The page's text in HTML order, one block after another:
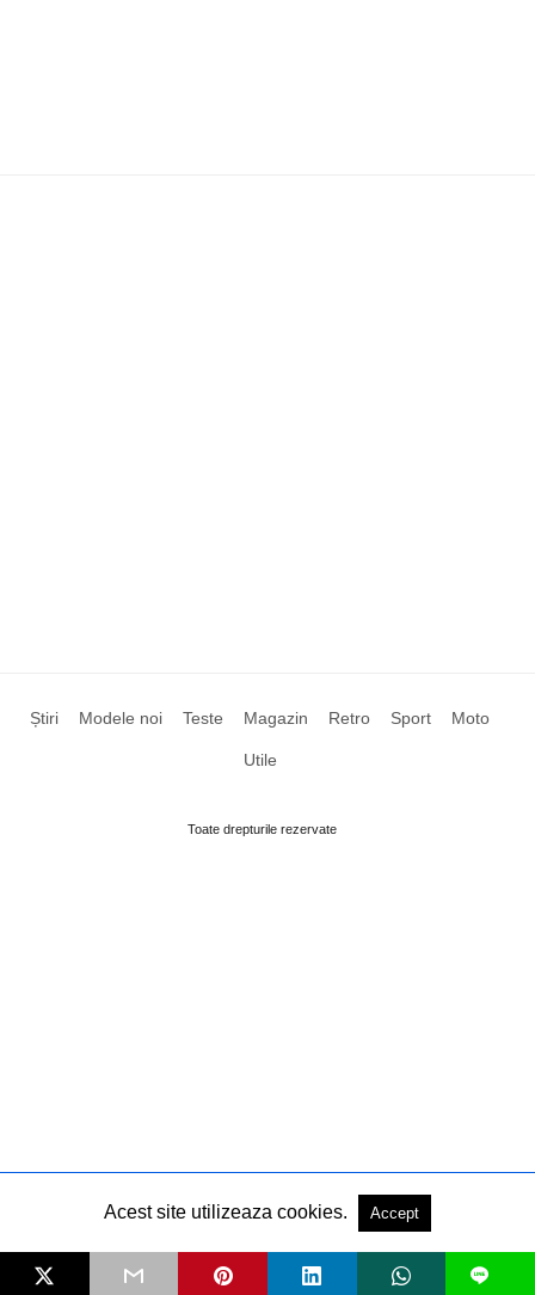
Știri Modele noi Teste Magazin Retro Sport Moto
Utile
Toate drepturile rezervate
Acest site utilizeaza cookies. Accept